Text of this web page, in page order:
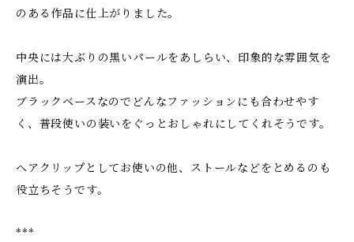
のある作品に仕上がりました。
中央には大ぶりの黒いパールをあしらい、印象的な雰囲気を
演出。
ブラックベースなのでどんなファッションにも合わせやす
く、普段使いの装いをぐっとおしゃれにしてくれそうです。
ヘアクリップとしてお使いの他、ストールなどをとめるのも
役立ちそうです。
***